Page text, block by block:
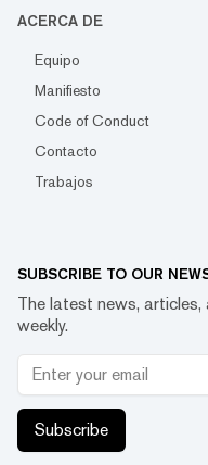
ACERCA DE
Equipo
Manifiesto
Code of Conduct
Contacto
Trabajos
SUBSCRIBE TO OUR
The latest news,
weekly.
Subscribe